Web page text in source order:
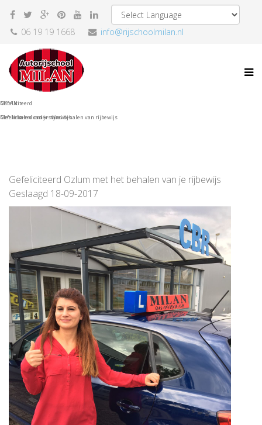
06 19 19 1668 info@rijschoolmilan.nl
MILAN
Gefeliciteerd onderstand behalen van rijbewijs
Gefeliciteerd
Met behalen van je rijbewijs
Gefeliciteerd Ozlum met het behalen van je rijbewijs
Geslaagd 18-09-2017